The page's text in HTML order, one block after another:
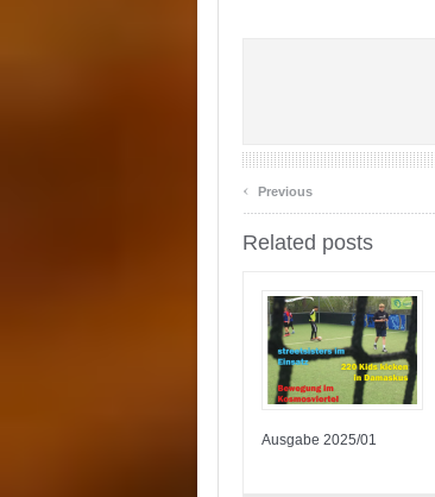
‹ Previous
Related posts
Ausgabe 2025/01